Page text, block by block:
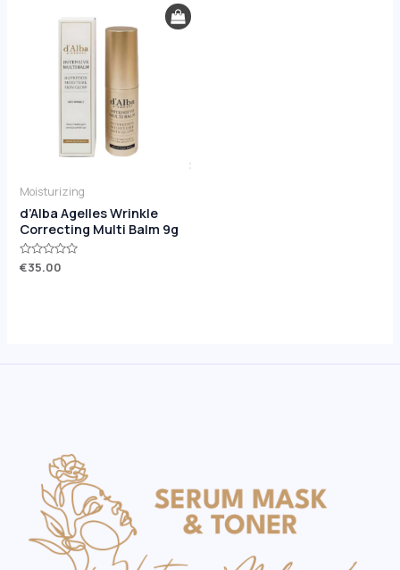
Moisturizing
d’Alba Agelles Wrinkle
Correcting Multi Balm 9g
Rated
€35.00